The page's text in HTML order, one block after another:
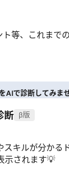
等、これまで
AIで診断してみま
断 β版
キルが分かる
示されます💡